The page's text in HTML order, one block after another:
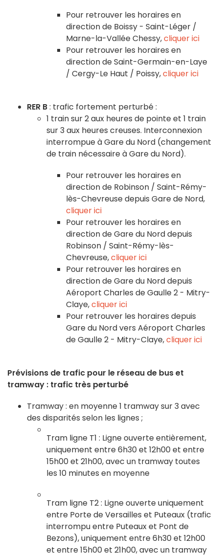
Pour retrouver les horaires en
direction de Boissy - Saint-Léger /
Marne-la-Vallée Chessy,cliquer ici
Pour retrouver les horaires en
direction de Saint-Germain-en-Laye
/ Cergy-Le Haut / Poissy,cliquer ici
RER B: trafic fortement perturbé :
1 train sur 2 aux heures de pointe et 1 train
sur 3 aux heures creuses. Interconnexion
interrompue à Gare du Nord (changement
de train nécessaire à Gare du Nord).
Pour retrouver les horaires en
direction de Robinson / Saint-Rémy-
lès-Chevreuse depuis Gare de Nord,
cliquer ici
Pour retrouver les horaires en
direction de Gare du Nord depuis
Robinson / Saint-Rémy-lès-
Chevreuse,cliquer ici
Pour retrouver les horaires en
direction de Gare du Nord depuis
Aéroport Charles de Gaulle 2 - Mitry-
Claye,cliquer ici
Pour retrouver les horaires depuis
Gare du Nord vers Aéroport Charles
de Gaulle 2 - Mitry-Claye,cliquer ici
Prévisions de trafic pour le réseau de bus et
tramway : trafic très perturbé
Tramway : en moyenne 1 tramway sur 3 avec
des disparités selon les lignes ;
Tram ligne T1 : Ligne ouverte entièrement,
uniquement entre 6h30 et 12h00 et entre
15h00 et 21h00, avec un tramway toutes
les 10 minutes en moyenne
Tram ligne T2 : Ligne ouverte uniquement
entre Porte de Versailles et Puteaux (trafic
interrompu entre Puteaux et Pont de
Bezons), uniquement entre 6h30 et 12h00
et entre 15h00 et 21h00, avec un tramway